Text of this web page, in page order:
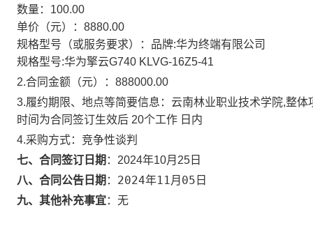
数量： 100.00
单价（元）： 8880.00
规格型号（或服务要求）： 品牌:华为终端有限公司
规格型号:华为擎云G740 KLVG-16Z5-41
2.合同金额（元）： 888000.00
3.履约期限、地点等简要信息： 云南林业职业技术学院,整
时间为合同签订生效后 20个工作 日内
4.采购方式： 竞争性谈判
七、合同签订日期 ： 2024年10月25日
八、合同公告日期 ： 2024年11月05日
九、其他补充事宜： 无